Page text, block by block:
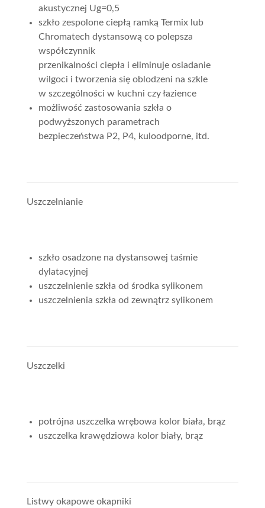
akustycznej Ug=0,5
szkło zespolone ciepłą ramką Termix lub
Chromatech dystansową co polepsza
współczynnik
przenikalności ciepła i eliminuje osiadanie
wilgoci i tworzenia się oblodzeni na szkle
w szczególności w kuchni czy łazience
możliwość zastosowania szkła o
podwyższonych parametrach
bezpieczeństwa P2, P4, kuloodporne, itd.
Uszczelnianie
szkło osadzone na dystansowej taśmie
dylatacyjnej
uszczelnienie szkła od środka sylikonem
uszczelnienia szkła od zewnątrz sylikonem
Uszczelki
potrójna uszczelka wrębowa kolor biała, brąz
uszczelka krawędziowa kolor biały, brąz
Listwy okapowe okapniki